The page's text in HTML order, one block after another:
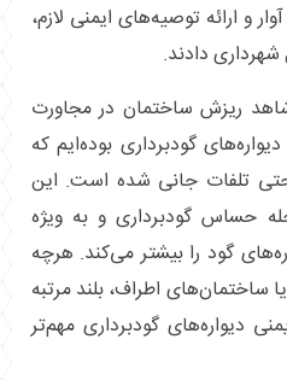
و ارائه توصیه‌های ایمنی لازم،
دادند.
ریزش ساختمان در مجاورت
گودبرداری بوده‌ایم که
تلفات جانی شده است. این
حساس گودبرداری و به ویژه
گود را بیشتر می‌کند. هرچه
ساختمان‌های اطراف، بلند مرتبه
دیواره‌های گودبرداری مهم‌تر